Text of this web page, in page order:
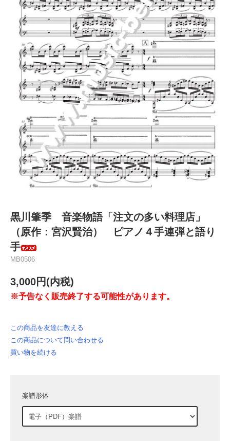
黒川肇季 音楽物語「注文の多い料理店」
（原作：宮沢賢治） ピアノ４手連弾と語り
手
MB0506
3,000円(内税)
※予告なく販売終了する可能性があります。
この商品を友達に教える
この商品について問い合わせる
買い物を続ける
楽譜形体